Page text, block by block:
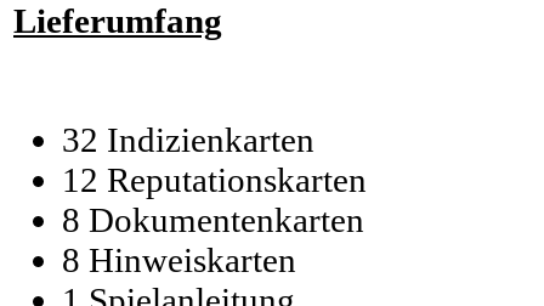
Lieferumfang
32 Indizienkarten
12 Reputationskarten
8 Dokumentenkarten
8 Hinweiskarten